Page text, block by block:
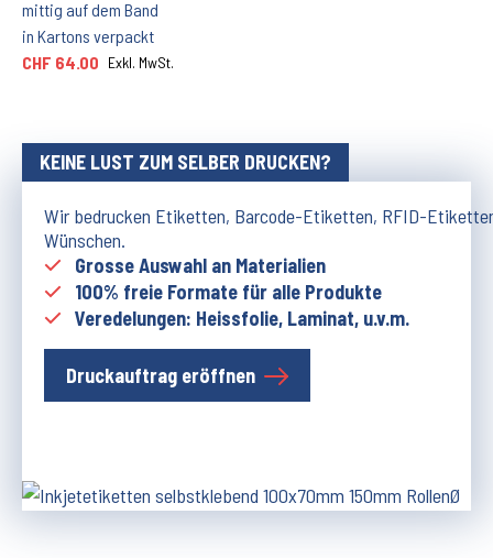
mittig auf dem Band
in Kartons verpackt
CHF 64.00 Exkl. MwSt.
KEINE LUST ZUM SELBER DRUCKEN?
Wir bedrucken Etiketten, Barcode-Etiketten, RFID-
Wünschen.
Grosse Auswahl an Materialien
100% freie Formate für alle Produkte
Veredelungen: Heissfolie, Laminat, u.v.m.
Druckauftrag eröffnen